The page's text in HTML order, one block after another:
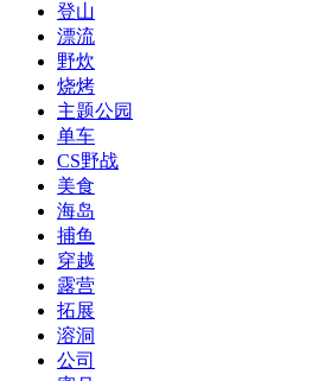
登山
漂流
野炊
烧烤
主题公园
单车
CS野战
美食
海岛
捕鱼
穿越
露营
拓展
溶洞
公司